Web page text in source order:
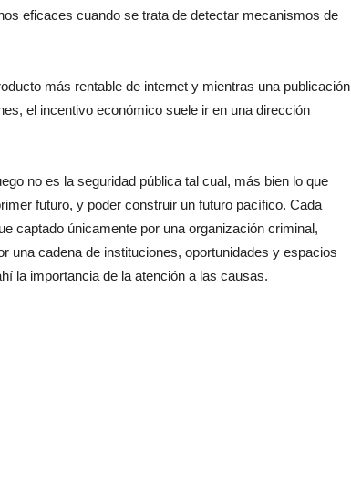
eficaces cuando se trata de detectar mecanismos de
más rentable de internet y mientras una publicación
el incentivo económico suele ir en una dirección
no es la seguridad pública tal cual, más bien lo que
futuro, y poder construir un futuro pacífico. Cada
captado únicamente por una organización criminal,
una cadena de instituciones, oportunidades y espacios
la importancia de la atención a las causas.